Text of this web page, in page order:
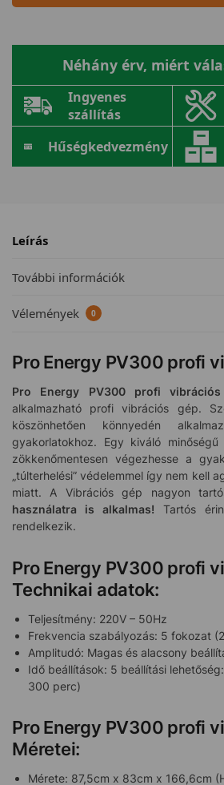
Néhány érv, miért
Ingyenes
szállítás
Hűségkedvezmény
Leírás
További információk
Vélemények 0
Pro Energy PV300 profi
Pro Energy PV300 profi
alkalmazható profi vibrációs gép.
köszönhetően könnyedén
gyakorlatokhoz. Egy kiváló
zökkenőmentesen végezhesse a
„túlterhelési” védelemmel így nem kell
miatt. A Vibrációs gép nagyon
használatra is alkalmas! Tartós
rendelkezik.
Pro Energy PV300 profi
Technikai adatok:
Teljesítmény: 220V – 50Hz
Frekvencia szabályozás: 5 fokozat
Amplitudó: Magas és alacsony
Idő beállítások: 5 beállítási
300 perc)
Pro Energy PV300 profi
Méretei:
Mérete: 87,5cm x 83cm x 166,6cm